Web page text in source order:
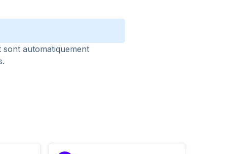
automatiquement